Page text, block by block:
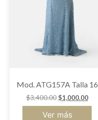
Mod. ATG157A Talla 16
$3,400.00 $1,000.00
Ver más